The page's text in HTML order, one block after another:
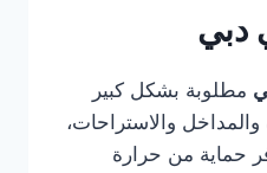
دبي
مطلوبة بشكل كبير
والاستراحات،
حماية من حرارة